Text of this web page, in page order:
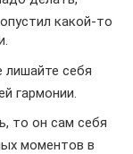
какой-то
себя
гармонии.
то он сам себя
моментов в